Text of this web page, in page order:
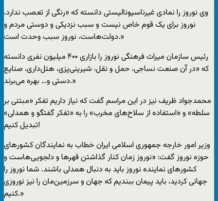
وی نوروز را نمادی غیرناسیونالیستی دانسته که «رنگی از تعصب ندارد،
نوروز برای یک قوم خاص نیست و سبب نزدیکی و دوستی مردم و
دولت‌هاست، نوروز سبب وحدت است.»
رئیس سازمان میراث فرهنگی نوروز را بازاری ۴۰۰ میلیون نفری دانسته
که «در آن صنعت نساجی، حمل و نقل، شیرینی‌پزی، هتل‌داری، صنایع
دستی و… بهره می‌برند.»
محمدجواد ظریف نیز در این مراسم گفت که نیاز داریم تفکر «مبتنی بر
سلطه» و «استفاده از سلاح‌های مخرب» را به «تفکر گفتگو و همدلی»
تبدیل کنیم!
وزیر امور خارجه جمهوری اسلامی ایران خطاب به نمایندگان کشورهای
حوزه نوروز گفت: «نوروز زمان کنار گذاشتن قهرها و دلجویی‌هاست و
کشورهای نماینده نوروز باید به دنبال همدلی باشند. شما نوروز را
جهانی کردید، باید پیمان ببندیم که جهان و سرزمین‌مان را نیز نوروزی
کنیم.»